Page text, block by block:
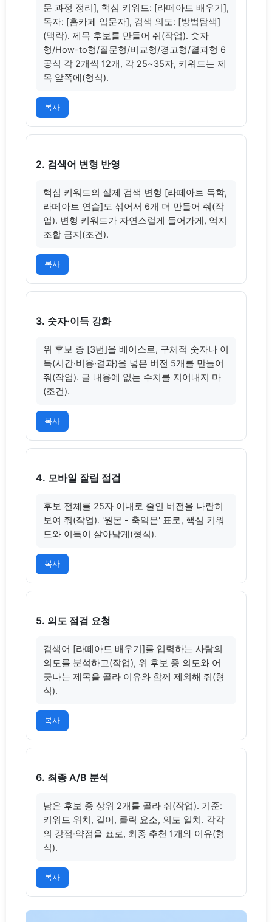
문 과정 정리], 핵심 키워드: [라떼아트 배우기],
독자: [홈카페 입문자], 검색 의도: [방법탐색]
(맥락). 제목 후보를 만들어 줘(작업). 숫자
형/How-to형/질문형/비교형/경고형/결과형 6
공식 각 2개씩 12개, 각 25~35자, 키워드는 제
목 앞쪽에(형식).
복사
2. 검색어 변형 반영
핵심 키워드의 실제 검색 변형 [라떼아트 독학,
라떼아트 연습]도 섞어서 6개 더 만들어 줘(작
업). 변형 키워드가 자연스럽게 들어가게, 억지
조합 금지(조건).
복사
3. 숫자·이득 강화
위 후보 중 [3번]을 베이스로, 구체적 숫자나 이
득(시간·비용·결과)을 넣은 버전 5개를 만들어
줘(작업). 글 내용에 없는 수치를 지어내지 마
(조건).
복사
4. 모바일 잘림 점검
후보 전체를 25자 이내로 줄인 버전을 나란히
보여 줘(작업). '원본 - 축약본' 표로, 핵심 키워
드와 이득이 살아남게(형식).
복사
5. 의도 점검 요청
검색어 [라떼아트 배우기]를 입력하는 사람의
의도를 분석하고(작업), 위 후보 중 의도와 어
긋나는 제목을 골라 이유와 함께 제외해 줘(형
식).
복사
6. 최종 A/B 분석
남은 후보 중 상위 2개를 골라 줘(작업). 기준:
키워드 위치, 길이, 클릭 요소, 의도 일치. 각각
의 강점·약점을 표로, 최종 추천 1개와 이유(형
식).
복사